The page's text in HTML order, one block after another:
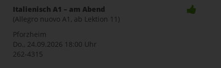
Italienisch A1 – am Abend
(Allegro nuovo A1, ab Lektion 11)
Pforzheim
Do., 24.09.2026 18:00 Uhr
262-4315